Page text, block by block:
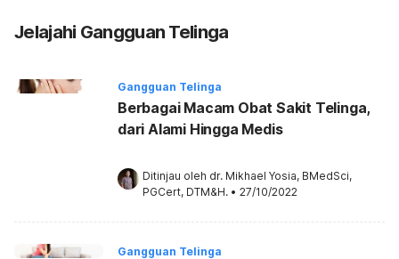
Jelajahi Gangguan Telinga
Gangguan Telinga
Berbagai Macam Obat Sakit Telinga,
dari Alami Hingga Medis
Ditinjau oleh dr. Mikhael Yosia, BMedSci,
PGCert, DTM&H. • 27/10/2022
Gangguan Telinga